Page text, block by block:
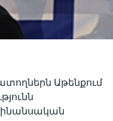
Աթենքում